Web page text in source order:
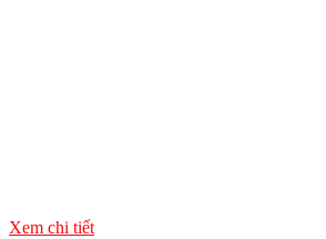
Xem chi tiết